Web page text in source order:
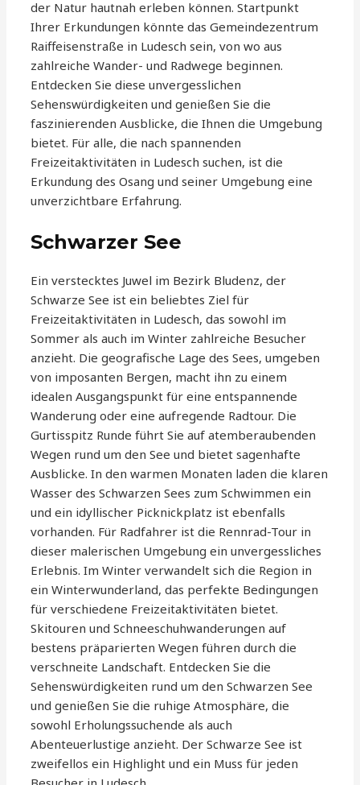
der Natur hautnah erleben können. Startpunkt
Ihrer Erkundungen könnte das Gemeindezentrum
Raiffeisenstraße in Ludesch sein, von wo aus
zahlreiche Wander- und Radwege beginnen.
Entdecken Sie diese unvergesslichen
Sehenswürdigkeiten und genießen Sie die
faszinierenden Ausblicke, die Ihnen die Umgebung
bietet. Für alle, die nach spannenden
Freizeitaktivitäten in Ludesch suchen, ist die
Erkundung des Osang und seiner Umgebung eine
unverzichtbare Erfahrung.
Schwarzer See
Ein verstecktes Juwel im Bezirk Bludenz, der
Schwarze See ist ein beliebtes Ziel für
Freizeitaktivitäten in Ludesch, das sowohl im
Sommer als auch im Winter zahlreiche Besucher
anzieht. Die geografische Lage des Sees, umgeben
von imposanten Bergen, macht ihn zu einem
idealen Ausgangspunkt für eine entspannende
Wanderung oder eine aufregende Radtour. Die
Gurtisspitz Runde führt Sie auf atemberaubenden
Wegen rund um den See und bietet sagenhafte
Ausblicke. In den warmen Monaten laden die klaren
Wasser des Schwarzen Sees zum Schwimmen ein
und ein idyllischer Picknickplatz ist ebenfalls
vorhanden. Für Radfahrer ist die Rennrad-Tour in
dieser malerischen Umgebung ein unvergessliches
Erlebnis. Im Winter verwandelt sich die Region in
ein Winterwunderland, das perfekte Bedingungen
für verschiedene Freizeitaktivitäten bietet.
Skitouren und Schneeschuhwanderungen auf
bestens präparierten Wegen führen durch die
verschneite Landschaft. Entdecken Sie die
Sehenswürdigkeiten rund um den Schwarzen See
und genießen Sie die ruhige Atmosphäre, die
sowohl Erholungssuchende als auch
Abenteuerlustige anzieht. Der Schwarze See ist
zweifellos ein Highlight und ein Muss für jeden